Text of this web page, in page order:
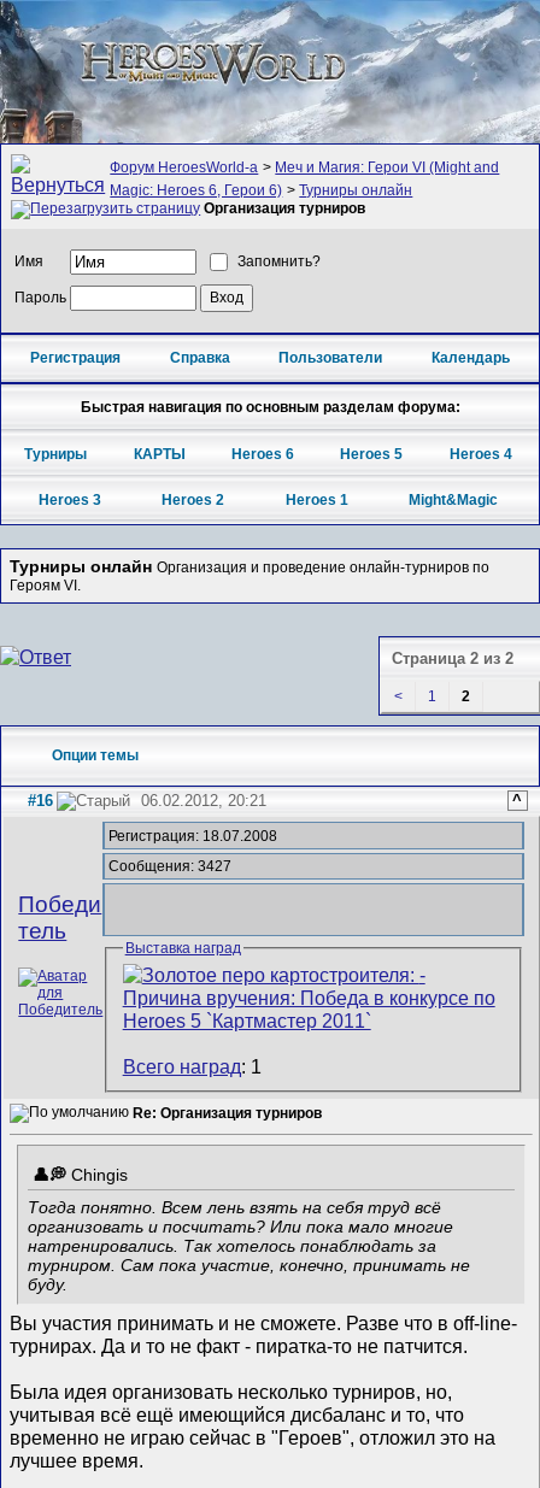
Форум HeroesWorld-а > Меч и Магия: Герои VI (Might and
Magic: Heroes 6, Герои 6) >Турниры онлайн
Организация турниров
Имя Запомнить?
Пароль
Регистрация Справка Пользователи Календарь
Быстрая навигация по основным разделам форума:
Турниры КАРТЫ Heroes 6 Heroes 5 Heroes 4
Heroes 3 Heroes 2 Heroes 1 Might&Magic
Турниры онлайн Организация и проведение онлайн-турниров по
Героям VI.
Страница 2 из 2
< 1 2
Опции темы
#16 06.02.2012, 20:21 ^
Победи
тель
Регистрация: 18.07.2008
Сообщения: 3427
Выставка наград
Всего наград: 1
Re: Организация турниров
Chingis
Тогда понятно. Всем лень взять на себя труд всё
организовать и посчитать? Или пока мало многие
натренировались. Так хотелось понаблюдать за
турниром. Сам пока участие, конечно, принимать не
буду.
Вы участия принимать и не сможете. Разве что в off-line-
турнирах. Да и то не факт - пиратка-то не патчится.
Была идея организовать несколько турниров, но,
учитывая всё ещё имеющийся дисбаланс и то, что
временно не играю сейчас в "Героев", отложил это на
лучшее время.